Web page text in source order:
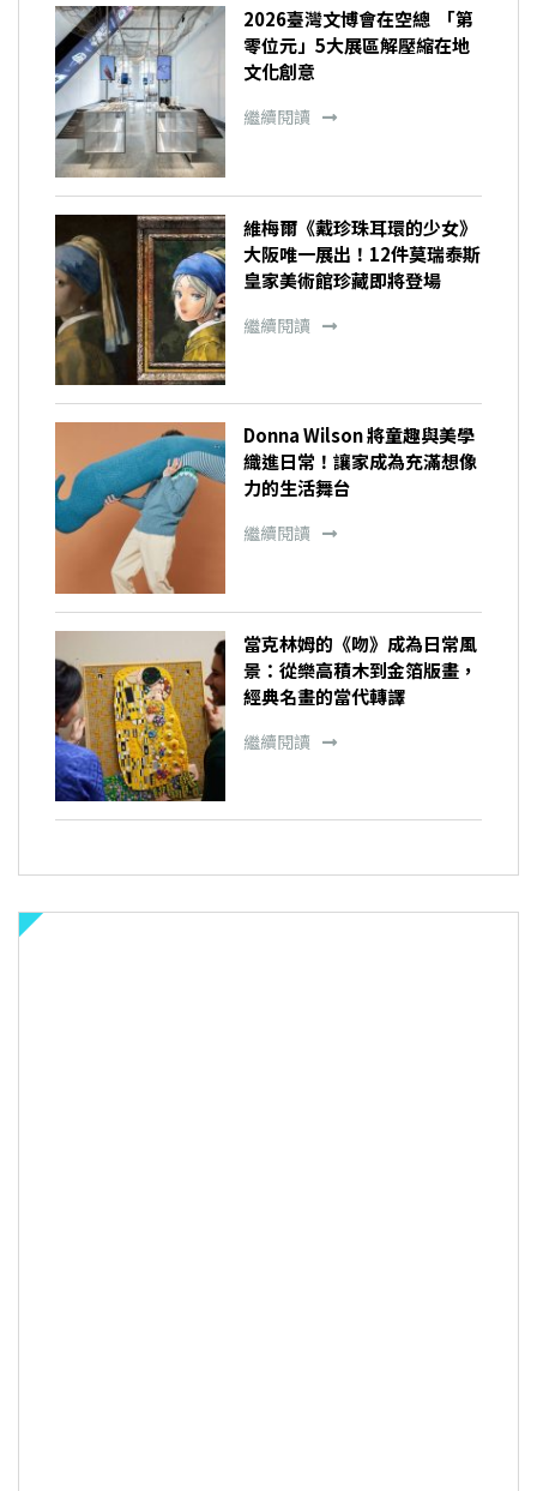
2026臺灣文博會在空總 「第
零位元」5大展區解壓縮在地
文化創意
繼續閱讀
維梅爾《戴珍珠耳環的少女》
大阪唯一展出！12件莫瑞泰斯
皇家美術館珍藏即將登場
繼續閱讀
Donna Wilson 將童趣與美學
織進日常！讓家成為充滿想像
力的生活舞台
繼續閱讀
當克林姆的《吻》成為日常風
景：從樂高積木到金箔版畫，
經典名畫的當代轉譯
繼續閱讀